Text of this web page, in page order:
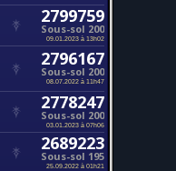
2799759
Sous-sol 200
09.01.2023 à 13h02
2796167
Sous-sol 200
08.07.2022 à 11h47
2778247
Sous-sol 200
03.01.2023 à 07h06
2689223
Sous-sol 195
25.09.2022 à 01h21